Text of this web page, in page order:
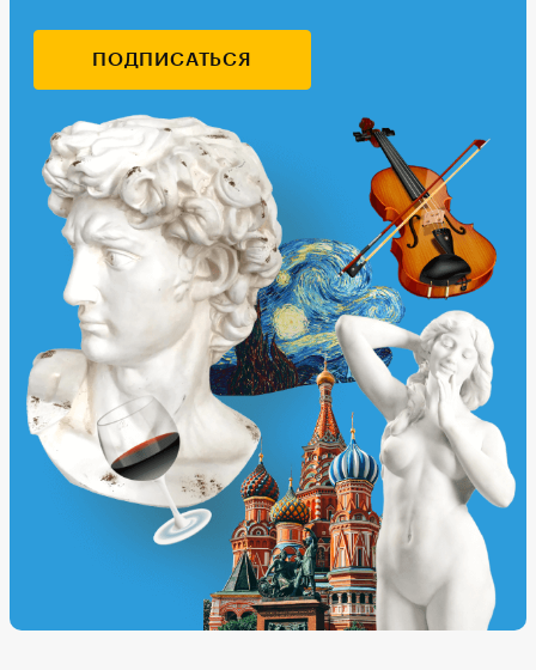
ПОДПИСАТЬСЯ